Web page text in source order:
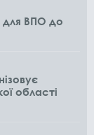
для ВПО до
області